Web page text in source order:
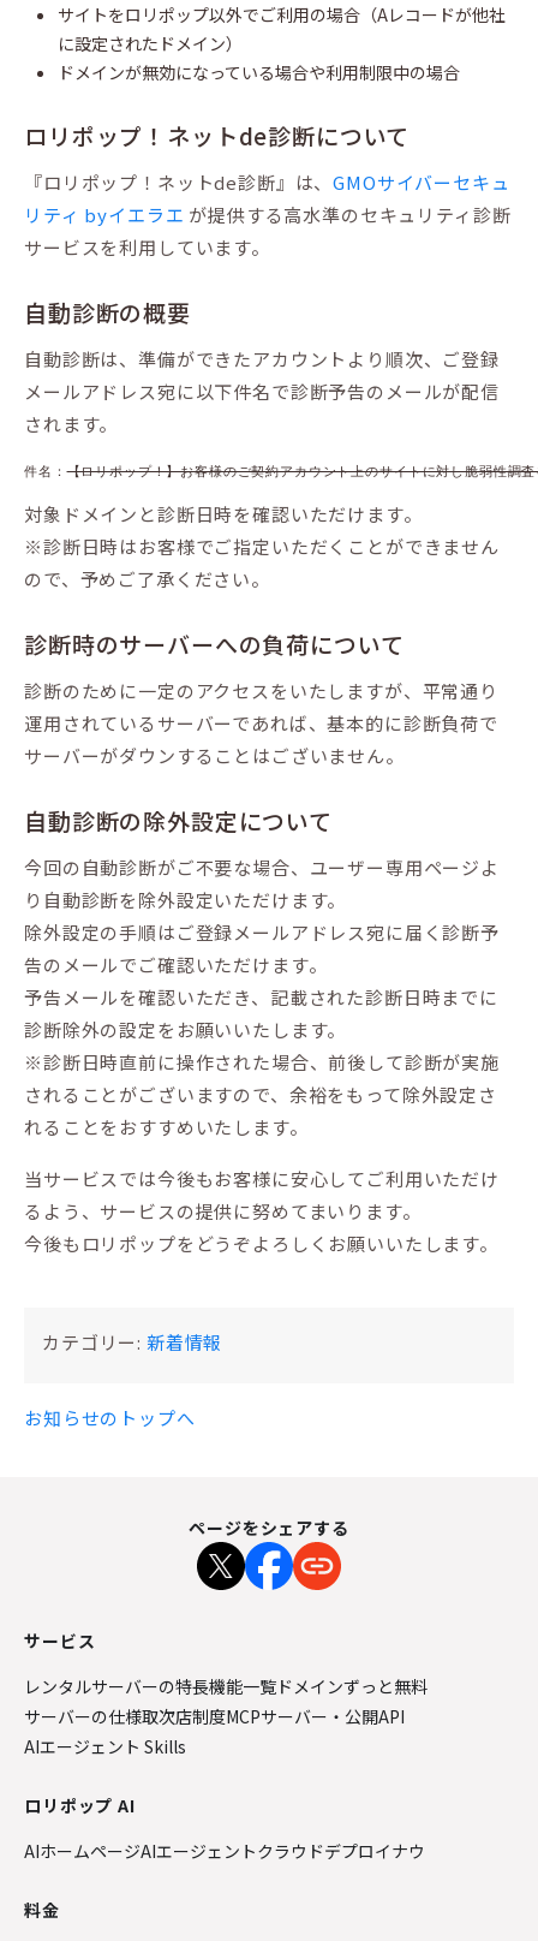
サイトをロリポップ以外でご利用の場合（Aレコードが他社
に設定されたドメイン）
ドメインが無効になっている場合や利用制限中の場合
ロリポップ！ネットde診断について
『ロリポップ！ネットde診断』は、GMOサイバーセキュ
リティ byイエラエ が提供する高水準のセキュリティ診断
サービスを利用しています。
自動診断の概要
自動診断は、準備ができたアカウントより順次、ご登録
メールアドレス宛に以下件名で診断予告のメールが配信
されます。
件名：【ロリポップ！】お客様のご契約アカウント上のサイトに対し脆弱性調
対象ドメインと診断日時を確認いただけます。
※診断日時はお客様でご指定いただくことができません
ので、予めご了承ください。
診断時のサーバーへの負荷について
診断のために一定のアクセスをいたしますが、平常通り
運用されているサーバーであれば、基本的に診断負荷で
サーバーがダウンすることはございません。
自動診断の除外設定について
今回の自動診断がご不要な場合、ユーザー専用ページよ
り自動診断を除外設定いただけます。
除外設定の手順はご登録メールアドレス宛に届く診断予
告のメールでご確認いただけます。
予告メールを確認いただき、記載された診断日時までに
診断除外の設定をお願いいたします。
※診断日時直前に操作された場合、前後して診断が実施
されることがございますので、余裕をもって除外設定さ
れることをおすすめいたします。
当サービスでは今後もお客様に安心してご利用いただけ
るよう、サービスの提供に努めてまいります。
今後もロリポップをどうぞよろしくお願いいたします。
カテゴリー: 新着情報
お知らせのトップへ
ページをシェアする
サービス
レンタルサーバーの特長機能一覧 ドメインずっと無料
サーバーの仕様取次店制度MCPサーバー・公開API
AIエージェント Skills
ロリポップ AI
AIホームページAIエージェントクラウドデプロイナウ
料金